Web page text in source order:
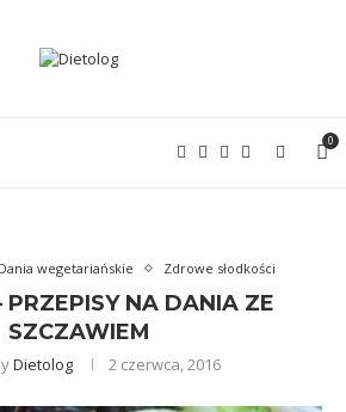
0
Dania wegetariańskie Zdrowe słodkości
PRZEPISY NA DANIA ZE
SZCZAWIEM
Dietolog 2 czerwca, 2016